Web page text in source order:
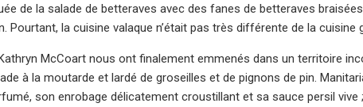
de la salade de betteraves avec des fanes de betteraves
la cuisine valaque n’était pas très différente de la cuisine
McCoart nous ont finalement emmenés dans un territoire
à la moutarde et lardé de groseilles et de pignons de pin.
son enrobage délicatement croustillant et sa sauce persil vive